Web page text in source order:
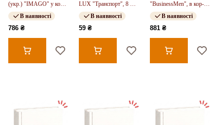
(укр.) "IMAGO" у кор-
ці 30см-30см-7,5см
В наявності
786 ₴
LUX "Транспорт", 8 шт
в блоці, 12 блоківв
упаковціВ наявності
59 ₴
"BusinessMen", в кор-ці
30-30-7см
В наявності
881 ₴